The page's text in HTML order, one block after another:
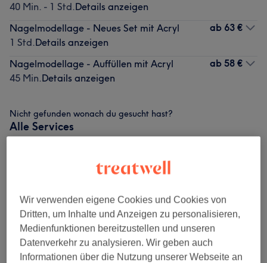
40 Min. - 1 Std.Details anzeigen
Nagelmodellage - Neues Set mit Acryl
1 Std.Details anzeigen
ab 63 €
Nagelmodellage - Auffüllen mit Acryl
45 Min.Details anzeigen
ab 58 €
Nicht gefunden wonach du gesucht hast?
Alle Services
4)
Maniküre & Pediküre (3) ab 5 €
Salonbewertungen
Wir verwenden eigene Cookies und Cookies von
Dritten, um Inhalte und Anzeigen zu personalisieren,
Medienfunktionen bereitzustellen und unseren
Datenverkehr zu analysieren. Wir geben auch
Informationen über die Nutzung unserer Webseite an